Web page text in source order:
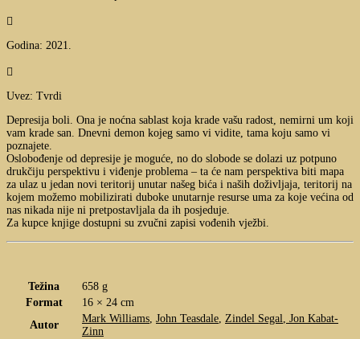

Godina: 2021.

Uvez: Tvrdi
Depresija boli. Ona je noćna sablast koja krade vašu radost, nemirni um koji
vam krade san. Dnevni demon kojeg samo vi vidite, tama koju samo vi
poznajete.
Oslobođenje od depresije je moguće, no do slobode se dolazi uz potpuno
drukčiju perspektivu i viđenje problema – ta će nam perspektiva biti mapa
za ulaz u jedan novi teritorij unutar našeg bića i naših doživljaja, teritorij na
kojem možemo mobilizirati duboke unutarnje resurse uma za koje većina od
nas nikada nije ni pretpostavljala da ih posjeduje.
Za kupce knjige dostupni su zvučni zapisi vođenih vježbi.
Težina
658 g
Format
16 × 24 cm
Autor
Mark Williams, John Teasdale, Zindel Segal, Jon Kabat-
Zinn